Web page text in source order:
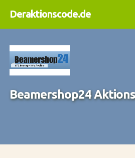
Deraktionscode.de
Beamershop24